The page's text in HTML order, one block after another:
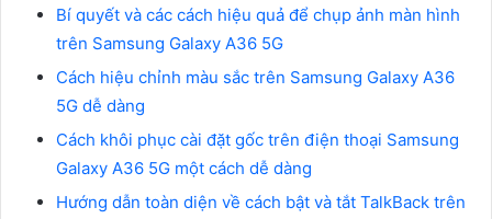
Bí quyết và các cách hiệu quả để chụp ảnh màn hình
trên Samsung Galaxy A36 5G
Cách hiệu chỉnh màu sắc trên Samsung Galaxy A36
5G dễ dàng
Cách khôi phục cài đặt gốc trên điện thoại Samsung
Galaxy A36 5G một cách dễ dàng
Hướng dẫn toàn diện về cách bật và tắt TalkBack trên